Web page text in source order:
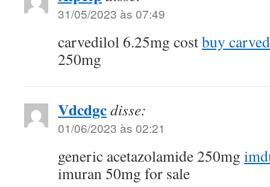
31/05/2023 às 07:49
carvedilol 6.25mg costbuy
250mg
Vdcdgcdisse:
01/06/2023 às 02:21
generic acetazolamide 250mg
imuran 50mg for sale